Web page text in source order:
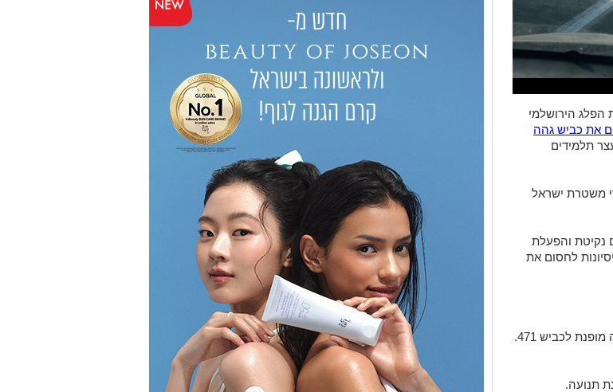
הפלג הירושלמי
את כביש גהה
תלמידים
משטרת ישראל
נקיטת והפעלת
לחסום את
תנועה.